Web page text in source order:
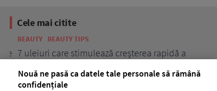
Cele mai citite
BEAUTY BEAUTY TIPS
7 uleiuri care stimulează creșterea rapidă a
Nouă ne pasă ca datele tale personale să rămână
confidențiale